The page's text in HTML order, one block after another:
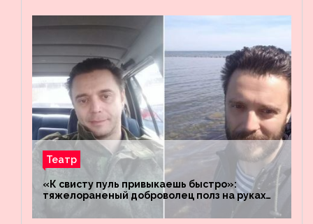
Театр
«К свисту пуль привыкаешь быстро»:
тяжелораненый доброволец полз на руках
четыре километра через заминированное
поле